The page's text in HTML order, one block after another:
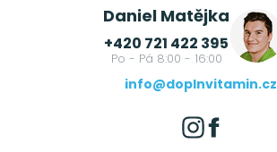
Daniel Matějka
+420 721 422 395
Po - Pá 8:00 - 16:00
info@doplnvitamin.cz